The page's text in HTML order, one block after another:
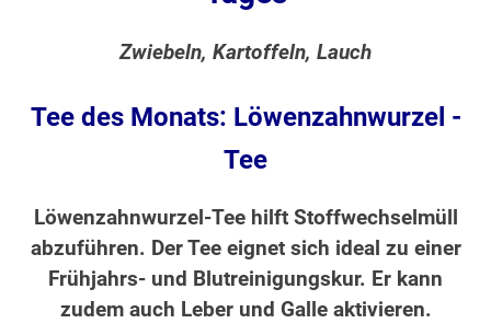
Zwiebeln, Kartoffeln, Lauch
Tee des Monats: Löwenzahnwurzel -
Tee
Löwenzahnwurzel-Tee hilft Stoffwechselmüll
abzuführen. Der Tee eignet sich ideal zu einer
Frühjahrs- und Blutreinigungskur. Er kann
zudem auch Leber und Galle aktivieren.